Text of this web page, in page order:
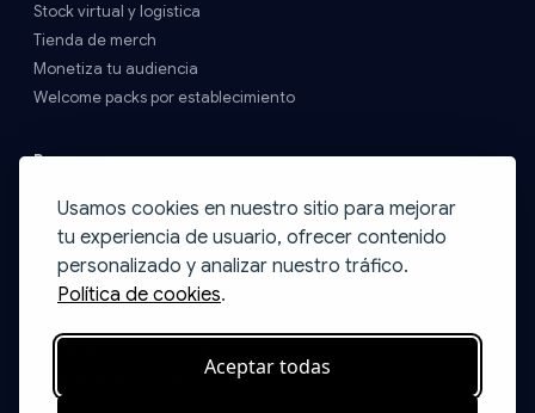
Usamos cookies en nuestro sitio para mejorar
tu experiencia de usuario, ofrecer contenido
personalizado y analizar nuestro tráfico.
Política de cookies.
Aceptar todas
Stock virtual y logística
Tienda de merch
Monetiza tu audiencia
Welcome packs por establecimiento
Recursos
Precios y Envíos
FAQs
Contacto
Blog
Catálogo Print on Demand